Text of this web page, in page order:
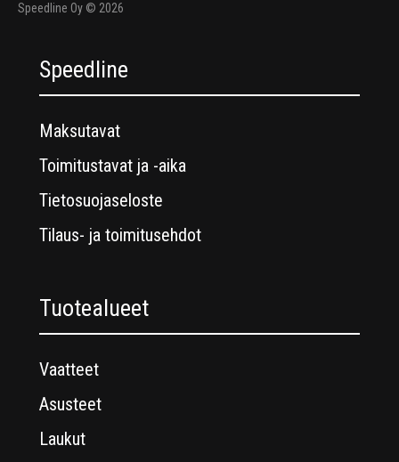
Speedline Oy © 2026
Speedline
Maksutavat
Toimitustavat ja -aika
Tietosuojaseloste
Tilaus- ja toimitusehdot
Tuotealueet
Vaatteet
Asusteet
Laukut